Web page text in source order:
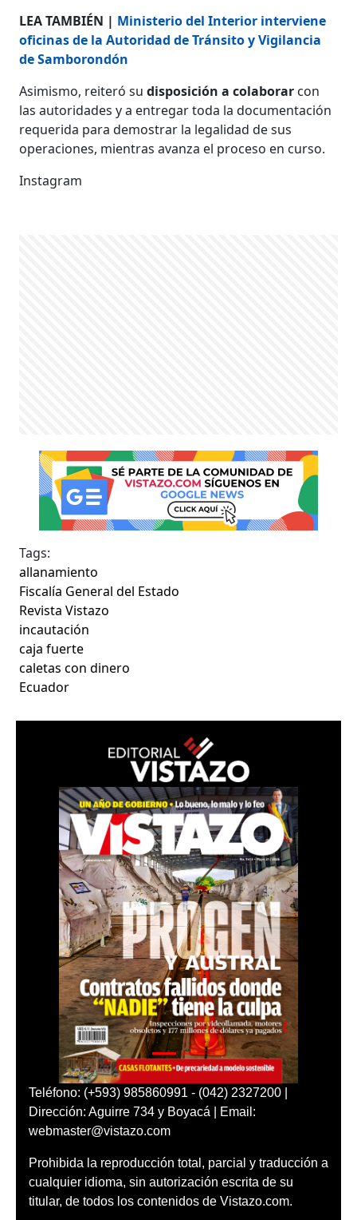
LEA TAMBIÉN | Ministerio del Interior interviene
oficinas de la Autoridad de Tránsito y Vigilancia
de Samborondón
Asimismo, reiteró sudisposición a colaborar con
las autoridades y a entregar toda la documentación
requerida para demostrar la legalidad de sus
operaciones, mientras avanza el proceso en curso.
Instagram
Tags:
allanamiento
Fiscalía General del Estado
Revista Vistazo
incautación
caja fuerte
caletas con dinero
Ecuador
Teléfono: (+593) 985860991 - (042) 2327200 |
Dirección: Aguirre 734 y Boyacá | Email:
webmaster@vistazo.com
Prohibida la reproducción total, parcial y traducción a
cualquier idioma, sin autorización escrita de su
titular, de todos los contenidos de Vistazo.com.